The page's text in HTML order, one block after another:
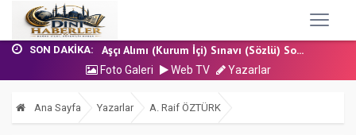
SON DAKIKA:
17 Temmuz 2026 - Cuma Hutbesi
Nakil Talebinde Bulunacak Kadrolu Kur’an...
Aşçı Alımı (Kurum İçi) Sınavı (Sözlü) So...
31 Temmuz 2026 - Cuma Hutbesi
17 Temmuz 2026 - Cuma Hutbesi
Nakil Talebinde Bulunacak Kadrolu Kur’an...
Foto Galeri Web TV Yazarlar
Ana Sayfa Yazarlar A. Raif ÖZTÜRK